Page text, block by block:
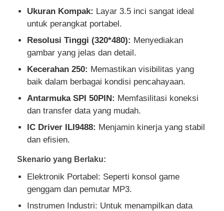
Tentang Kami
Tur Pabrik
Hubungi Kami
Berita
Kasus-kasus
Ukuran Kompak: Layar 3.5 inci sangat ideal
untuk perangkat portabel.
Resolusi Tinggi (320*480): Menyediakan
gambar yang jelas dan detail.
Kecerahan 250: Memastikan visibilitas yang
baik dalam berbagai kondisi pencahayaan.
Antarmuka SPI 50PIN: Memfasilitasi koneksi
dan transfer data yang mudah.
IC Driver ILI9488: Menjamin kinerja yang stabil
dan efisien.
Skenario yang Berlaku:
Elektronik Portabel: Seperti konsol game
genggam dan pemutar MP3.
Instrumen Industri: Untuk menampilkan data